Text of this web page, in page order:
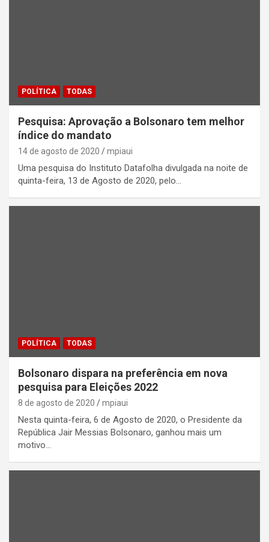
POLÍTICA TODAS
Pesquisa: Aprovação a Bolsonaro tem melhor
índice do mandato
14 de agosto de 2020 mpiaui
Uma pesquisa do Instituto Datafolha divulgada na noite de
quinta-feira, 13 de Agosto de 2020, pelo…
POLÍTICA TODAS
Bolsonaro dispara na preferência em nova
pesquisa para Eleições 2022
8 de agosto de 2020 mpiaui
Nesta quinta-feira, 6 de Agosto de 2020, o Presidente da
República Jair Messias Bolsonaro, ganhou mais um
motivo…